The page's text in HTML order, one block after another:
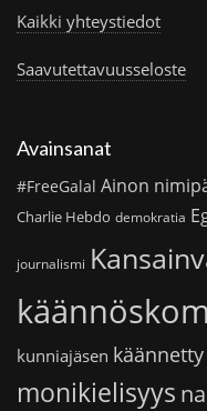
Kaikki yhteystiedot
Saavutettavuusseloste
Avainsanat
#FreeGalal Ainon
Charlie Hebdo demokratia
journalismi
kunniajäsen
monikielisyys